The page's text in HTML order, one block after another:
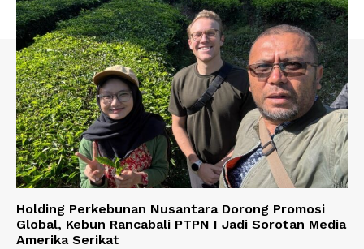
Holding Perkebunan Nusantara Dorong Promosi
Global, Kebun Rancabali PTPN I Jadi Sorotan Media
Amerika Serikat